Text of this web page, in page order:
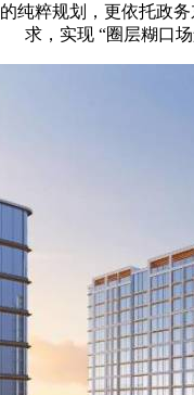
粹规划，更依托政
求，实现 “圈层糊口